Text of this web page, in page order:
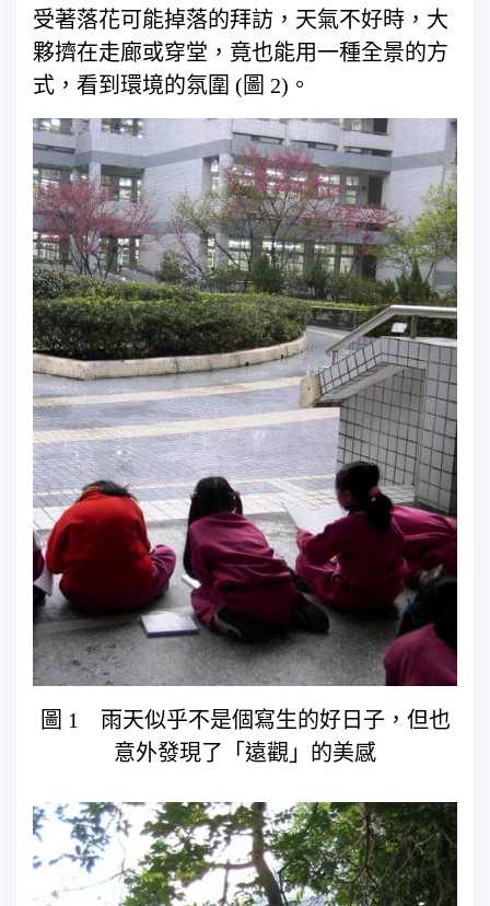
受著落花可能掉落的拜訪，天氣不好時，大
夥擠在走廊或穿堂，竟也能用一種全景的方
式，看到環境的氛圍 (圖 2)。
圖 1 雨天似乎不是個寫生的好日子，但也
意外發現了「遠觀」的美感